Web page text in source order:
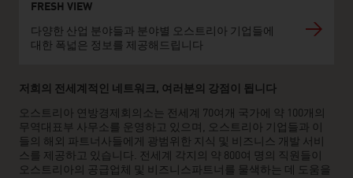
FRESH VIEW
다양한 산업 분야들과 분야별 오스트리아 기업들에
대한 폭넓은 정보를 제공해드립니다
저희의 전세계적인 네트워크, 여러분의 강점이 됩니다
오스트리아 연방경제회의소는 전세계 70여개 국가에 약 100개의
무역대표부 사무소를 운영하고 있으며, 오스트리아 기업들과 이
들의 해외 파트너사들에게 광범위한 지식 및 비즈니스 개발 서비
스를 제공하고 있습니다. 전세계 각지의 약 800여 명의 직원들이
오스트리아의 공급업체 및 비즈니스파트너를 물색하는 데 도움을